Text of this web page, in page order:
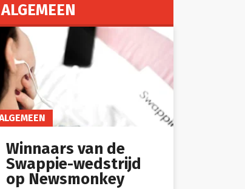
ALGEMEEN
Winnaars van de
Swappie-wedstrijd
op Newsmonkey